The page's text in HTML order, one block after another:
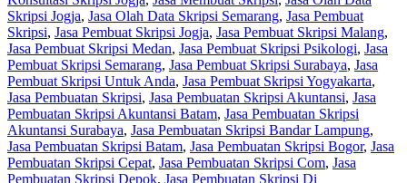
Skripsi Jogja, Jasa Olah Data Skripsi Semarang, Jasa Pembuat
Skripsi, Jasa Pembuat Skripsi Jogja, Jasa Pembuat Skripsi Malang,
Jasa Pembuat Skripsi Medan, Jasa Pembuat Skripsi Psikologi, Jasa
Pembuat Skripsi Semarang, Jasa Pembuat Skripsi Surabaya, Jasa
Pembuat Skripsi Untuk Anda, Jasa Pembuat Skripsi Yogyakarta,
Jasa Pembuatan Skripsi, Jasa Pembuatan Skripsi Akuntansi, Jasa
Pembuatan Skripsi Akuntansi Batam, Jasa Pembuatan Skripsi
Akuntansi Surabaya, Jasa Pembuatan Skripsi Bandar Lampung,
Jasa Pembuatan Skripsi Batam, Jasa Pembuatan Skripsi Bogor, Jasa
Pembuatan Skripsi Cepat, Jasa Pembuatan Skripsi Com, Jasa
Pembuatan Skripsi Depok, Jasa Pembuatan Skripsi Di